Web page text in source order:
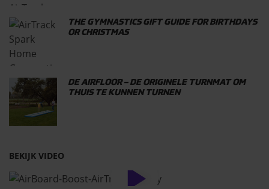
THE GYMNASTICS GIFT GUIDE FOR BIRTHDAYS
OR CHRISTMAS
DE AIRFLOOR – DE ORIGINELE TURNMAT OM
THUIS TE KUNNEN TURNEN
BEKIJK VIDEO